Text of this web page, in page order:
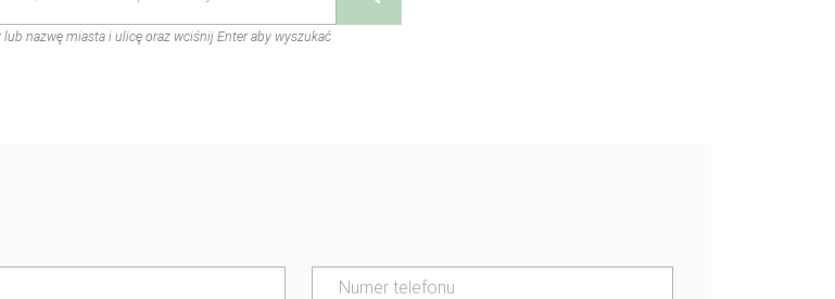
nazwę miasta i ulicę oraz wciśnij Enter aby wyszukać